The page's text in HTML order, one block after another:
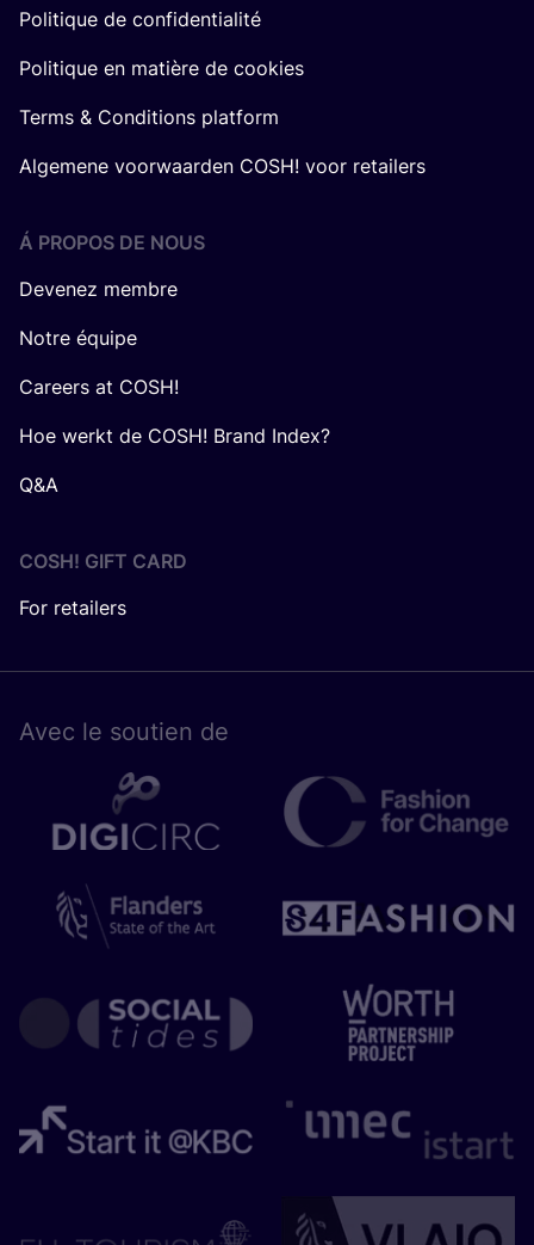
Politique de confidentialité
Politique en matière de cookies
Terms & Conditions platform
Algemene voorwaarden COSH! voor retailers
Á PROPOS DE NOUS
Devenez membre
Notre équipe
Careers at COSH!
Hoe werkt de COSH! Brand Index?
Q&A
COSH! GIFT CARD
For retailers
Avec le sou­tien de